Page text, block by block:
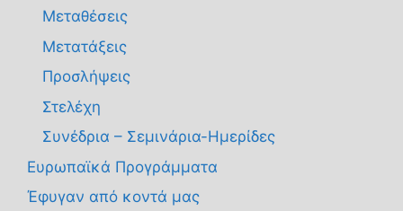
Μεταθέσεις
Μετατάξεις
Προσλήψεις
Στελέχη
Συνέδρια – Σεμινάρια-Ημερίδες
Ευρωπαϊκά Προγράμματα
Έφυγαν από κοντά μας